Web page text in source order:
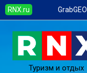
RNX.ru GrabGEO
Туризм и отдых